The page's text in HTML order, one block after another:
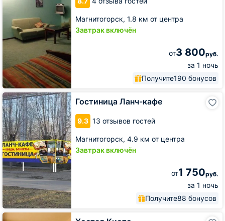
Магнитогорск, 1.8 км от центра
Завтрак включён
от3 800руб.
за 1 ночь
Получите190 бонусов
Гостиница Ланч-кафе
9.3 13 отзывов гостей
Магнитогорск, 4.9 км от центра
Завтрак включён
от1 750руб.
за 1 ночь
Получите88 бонусов
Гостиница
Ланч-
кафе
Хостел